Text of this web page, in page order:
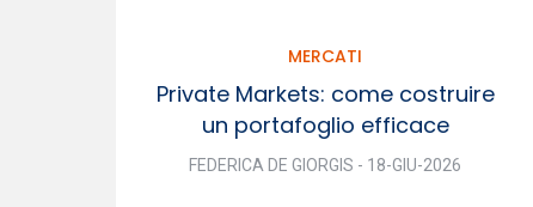
MERCATI
Private Markets: come costruire
un portafoglio efficace
FEDERICA DE GIORGIS - 18-GIU-2026